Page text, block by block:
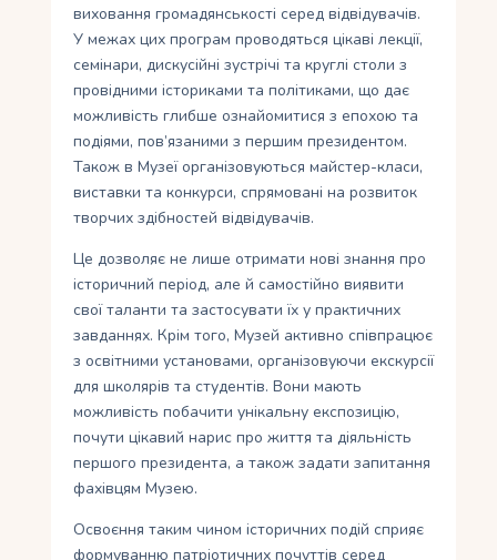
виховання громадянськості серед відвідувачів.
У межах цих програм проводяться цікаві лекції,
семінари, дискусійні зустрічі та круглі столи з
провідними істориками та політиками, що дає
можливість глибше ознайомитися з епохою та
подіями, пов’язаними з першим президентом.
Також в Музеї організовуються майстер-класи,
виставки та конкурси, спрямовані на розвиток
творчих здібностей відвідувачів.
Це дозволяє не лише отримати нові знання про
історичний період, але й самостійно виявити
свої таланти та застосувати їх у практичних
завданнях. Крім того, Музей активно співпрацює
з освітними установами, організовуючи екскурсії
для школярів та студентів. Вони мають
можливість побачити унікальну експозицію,
почути цікавий нарис про життя та діяльність
першого президента, а також задати запитання
фахівцям Музею.
Освоєння таким чином історичних подій сприяє
формуванню патріотичних почуттів серед